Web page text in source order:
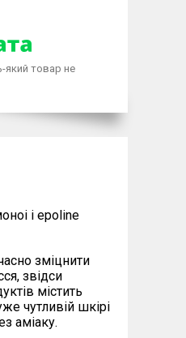
який товар не
і epoline
зміцнити
звідси
містить
чутливій шкірі
аміаку.